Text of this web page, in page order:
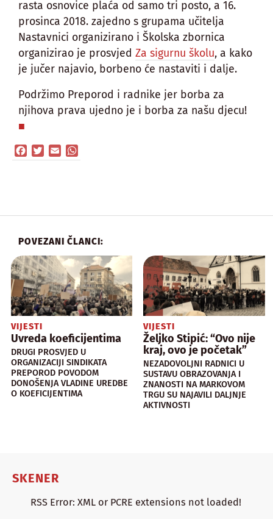
rasta osnovice plaća od samo tri posto, a 16.
prosinca 2018. zajedno s grupama učitelja
Nastavnici organizirano i Školska zbornica
organizirao je prosvjed Za sigurnu školu, a kako
je jučer najavio, borbeno će nastaviti i dalje.
Podržimo Preporod i radnike jer borba za
njihova prava ujedno je i borba za našu djecu!
Facebook
TwitterEmail
POVEZANI ČLANCI:
VIJESTI
Uvreda koeficijentima
DRUGI PROSVJED U
ORGANIZACIJI SINDIKATA
PREPOROD POVODOM
DONOŠENJA VLADINE UREDBE
O KOEFICIJENTIMA
VIJESTI
Željko Stipić: “Ovo nije
kraj, ovo je početak”
NEZADOVOLJNI RADNICI U
SUSTAVU OBRAZOVANJA I
ZNANOSTI NA MARKOVOM
TRGU SU NAJAVILI DALJNJE
AKTIVNOSTI
SKENER
RSS Error: XML or PCRE extensions not loaded!